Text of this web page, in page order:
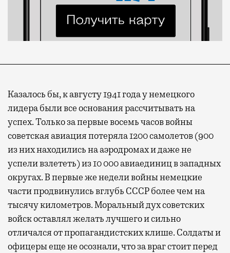
Казалось бы, к августу 1941 года у немецкого
лидера были все основания рассчитывать на
успех. Только за первые восемь часов войны
советская авиация потеряла 1200 самолетов (900
из них находились на аэродромах и даже не
успели взлететь) из 10 000 авиаединиц в западных
округах. В первые же недели войны немецкие
части продвинулись вглубь СССР более чем на
тысячу километров. Моральный дух советских
войск оставлял желать лучшего и сильно
отличался от пропагандистских клише. Солдаты и
офицеры еще не осознали, что за враг стоит перед